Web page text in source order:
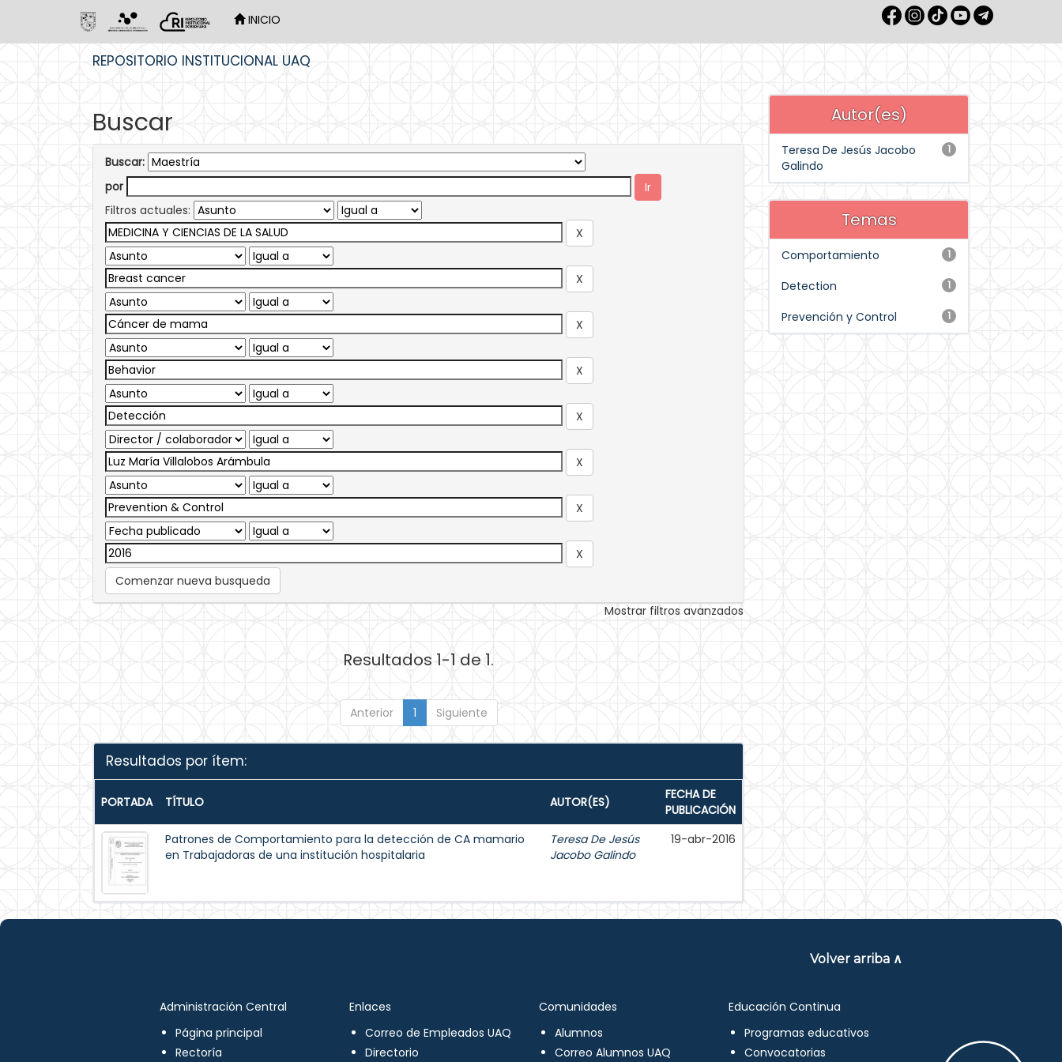
INICIO
REPOSITORIO INSTITUCIONAL UAQ
Buscar
Buscar:
por
Filtros actuales:
Comenzar nueva busqueda
Mostrar filtros avanzados
Resultados 1-1 de 1.
Anterior 1 Siguiente
Resultados por ítem:
PORTADA TÍTULO AUTOR(ES)
FECHA DE
PUBLICACIÓN
Patrones de Comportamiento para la detección de CA mamario
en Trabajadoras de una institución hospitalaria
Teresa De Jesús
Jacobo Galindo
19-abr-2016
Autor(es)
1
Teresa De Jesús Jacobo
Galindo
Temas
1
Comportamiento
1
Detection
1
Prevención y Control
Volver arriba ∧
Administración Central
Página principal
Rectoría
Enlaces
Correo de Empleados UAQ
Directorio
Comunidades
Alumnos
Correo Alumnos UAQ
Educación Continua
Programas educativos
Convocatorias